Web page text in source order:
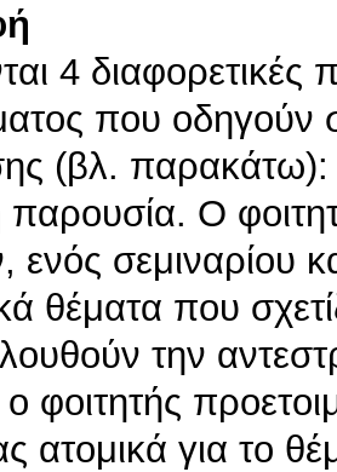
4
που οδηγούν
(βλ.
παρουσία. Ο
ενός σεμιναρίου
θέματα που
την
φοιτητής
ατομικά για το